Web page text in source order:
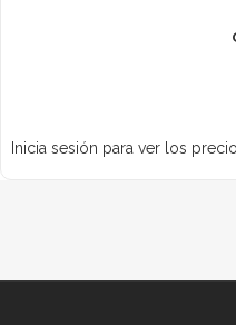
Inicia sesión para ver los